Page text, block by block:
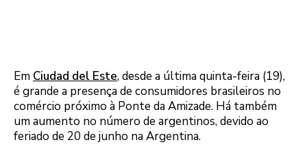
Em Ciudad del Este, desde a última quinta-feira (19),
é grande a presença de consumidores brasileiros no
comércio próximo à Ponte da Amizade. Há também
um aumento no número de argentinos, devido ao
feriado de 20 de junho na Argentina.